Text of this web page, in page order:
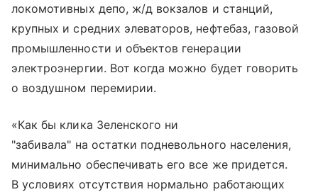
локомотивных депо, ж/д вокзалов и станций,
крупных и средних элеваторов, нефтебаз, газовой
промышленности и объектов генерации
электроэнергии. Вот когда можно будет говорить
о воздушном перемирии.
«Как бы клика Зеленского ни
"забивала" на остатки подневольного населения,
минимально обеспечивать его все же придется.
В условиях отсутствия нормально работающих